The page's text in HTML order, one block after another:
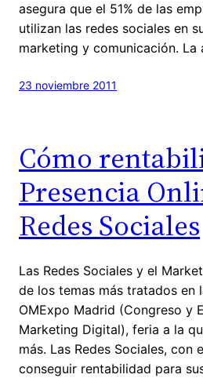
asegura que el 51% de las
utilizan las redes sociales en
marketing y comunicación.
23 noviembre 2011
Cómo
Presencia
Redes Sociales
Las Redes Sociales y el
de los temas más tratados en
OMExpo Madrid (Congreso y
Marketing Digital), feria a la
más. Las Redes Sociales, con
conseguir rentabilidad para